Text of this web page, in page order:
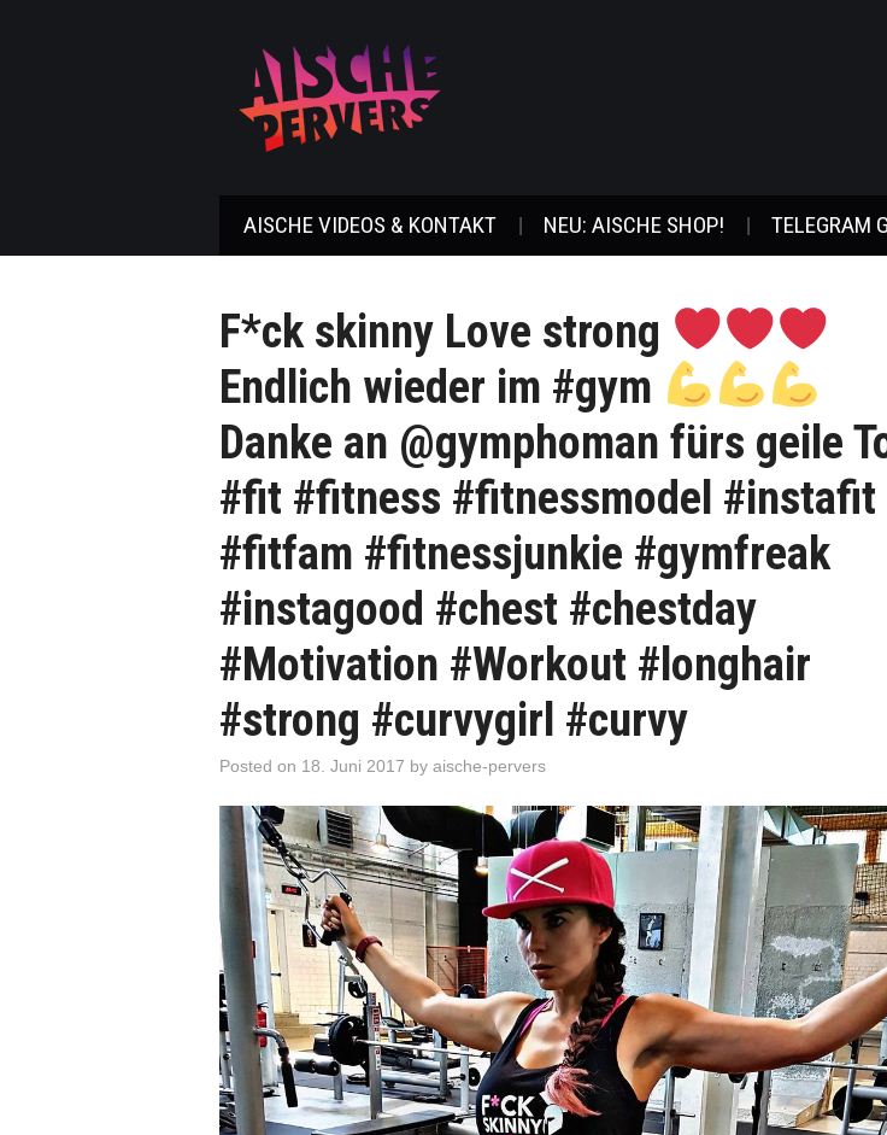
AISCHE VIDEOS & KONTAKT NEU: AISCHE SHOP! TELEGRAM
F*ck skinny Love strong
Endlich wieder im #gym
Danke an @gymphoman fürs geile
#fit #fitness #fitnessmodel #instafit
#fitfam #fitnessjunkie #gymfreak
#instagood #chest #chestday
#Motivation #Workout #longhair
#strong #curvygirl #curvy
Posted on 18. Juni 2017 by aische-pervers